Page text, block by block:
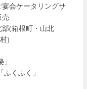
会ケータリングサ
売
(箱根町・山北
)
くふく」